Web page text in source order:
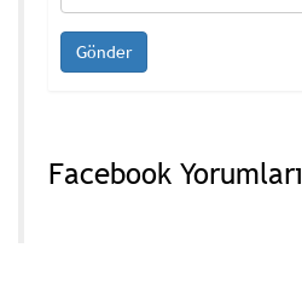
Facebook Yorumları